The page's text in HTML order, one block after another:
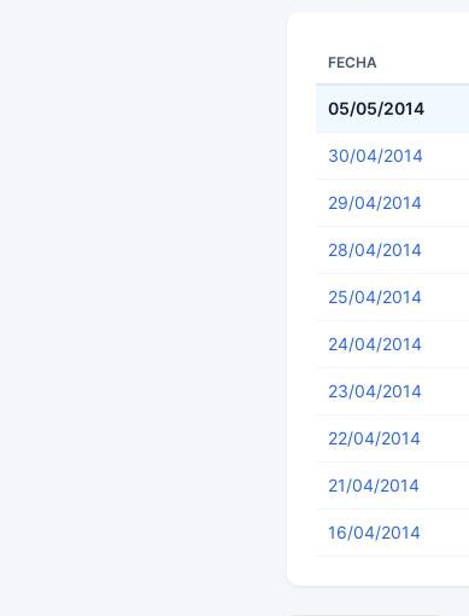
FECHA
05/05/2014
30/04/2014
29/04/2014
28/04/2014
25/04/2014
24/04/2014
23/04/2014
22/04/2014
21/04/2014
16/04/2014